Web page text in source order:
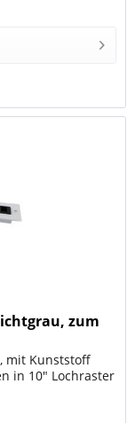
zum
mit Kunststoff
in 10" Lochraster